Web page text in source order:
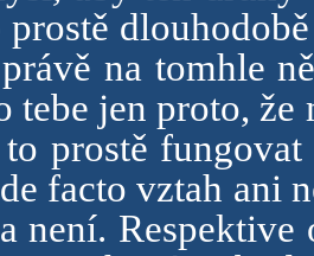
prostě
na tomhle
tebe jen proto,
to prostě
facto vztah ani
není.